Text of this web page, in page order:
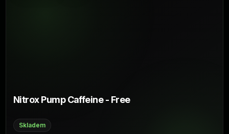
Nitrox Pump Caffeine - Free
Skladem